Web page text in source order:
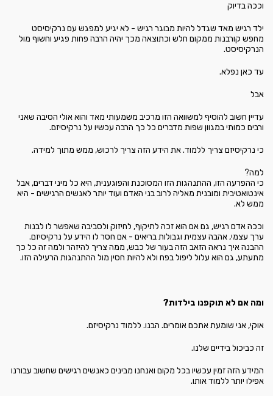
וככה בדיוק
ילד רגיש מאד שגדל להיות מבוגר רגיש - לא יגיע למפגש עם נרקיסיסט
מחפש קורבנות ממקום חלש וכתוצאה מכך יהיה הרבה פחות פגיע וחשוף מול
הנרקיסיסט.
עד כאן נפלא.
אבל
עדיין חשוב להוסיף למשוואה הזו מרכיב משמעותי מאד והוא אולי הסיבה שאני
ורבים כמותי במגוון שפות מדברים כל כך הרבה עכשיו על נרקיסיזם.
כי נרקיסיזם צריך ללמוד. את הידע הזה צריך לרכוש, ממש מתוך למידה.
למה?
כי ההפרעה הזו, ההתנהגות הזו המסוכנת והפוגענית, היא כל מיני דברים, אבל
אינטואטיבית ומובנית מאליה לרוב בני האדם ועוד יותר לאנשים הרגישים - היא
ממש לא.
וככה אדם רגיש, גם אם הוא זכה לתיקוף, לחיזוק ולסביבה שאפשר לו לבנות
ערך עצמי, אהבה עצמית וגבולות בריאים - אם חסר לו הידע על נרקיסיזם.
ההבנה איך נראה הזאב הזה בעור של כבש, ממה צריך להיזהר ולמה זה כל כך
מתעתע, גם הוא עלול ליפול בפח ולא להיות חסין מול ההתנהגות הרעילה הזו.
ומה אם לא תוקפנו בילדות?
אוקי, אני שומעת אתכם אומרים. הבנו. ללמוד נרקיסיזם.
זה כביכול בידיים שלנו.
המידע הזה זמין עכשיו בכל מקום ואנחנו מבינים כאנשים רגישים שחשוב עבורנו
אפילו יותר ללמוד אותו.